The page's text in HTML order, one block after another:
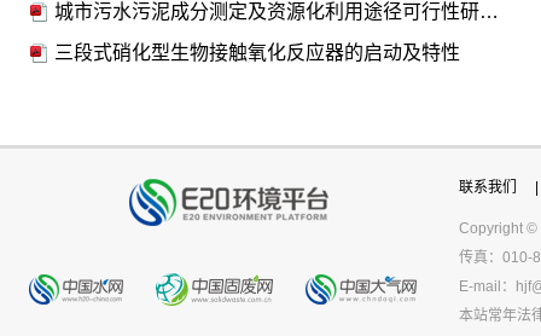
城市污水污泥成分测定及资源化利用途径可行性研究——以新疆石河子市为例
三段式硝化型生物接触氧化反应器的启动及特性
联系我们
Copyright ©
传真：010-
E-mail：
本站常年法